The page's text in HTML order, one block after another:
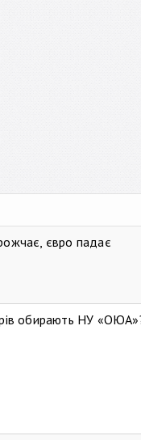
євро падає
обирають НУ